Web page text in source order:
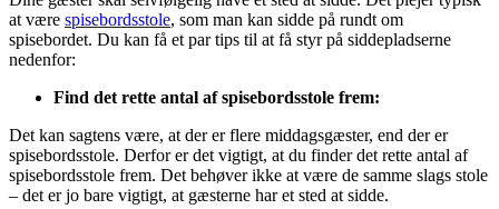
at være spisebordsstole, som man kan sidde på rundt om
spisebordet. Du kan få et par tips til at få styr på siddepladserne
nedenfor:
Find det rette antal af spisebordsstole frem:
Det kan sagtens være, at der er flere middagsgæster, end der er
spisebordsstole. Derfor er det vigtigt, at du finder det rette antal af
spisebordsstole frem. Det behøver ikke at være de samme slags stole
– det er jo bare vigtigt, at gæsterne har et sted at sidde.